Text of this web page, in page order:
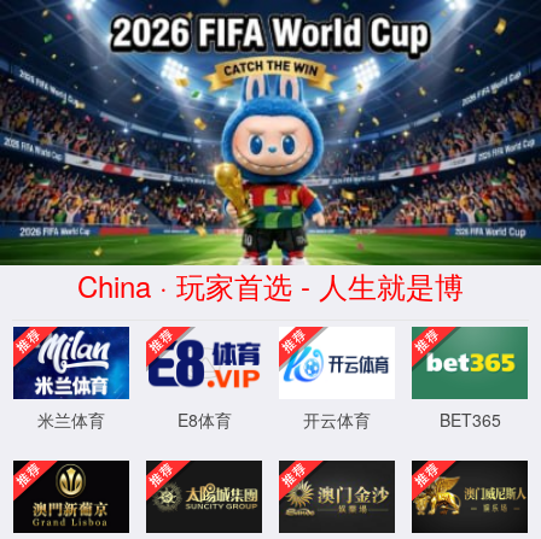
dhy大红鹰(中华)品牌公司
正在查询中
正在查询中，请刷新重试